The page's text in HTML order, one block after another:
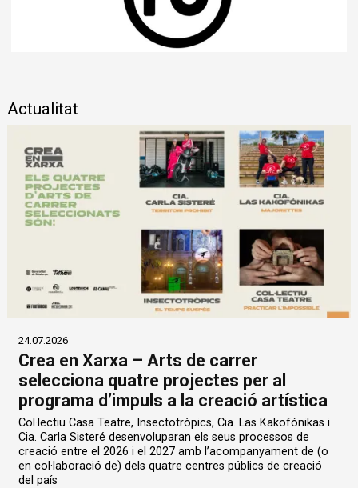
Actualitat
24.07.2026
Crea en Xarxa – Arts de carrer
selecciona quatre projectes per al
programa d’impuls a la creació artística
Col·lectiu Casa Teatre, Insectotròpics, Cia. Las Kakofónikas i
Cia. Carla Sisteré desenvoluparan els seus processos de
creació entre el 2026 i el 2027 amb l’acompanyament de (o
en col·laboració de) dels quatre centres públics de creació
del país